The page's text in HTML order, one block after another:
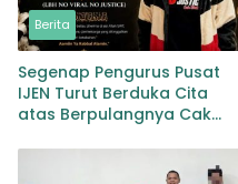
Berita
Segenap Pengurus Pusat
IJEN Turut Berduka Cita
atas Berpulangnya Cak